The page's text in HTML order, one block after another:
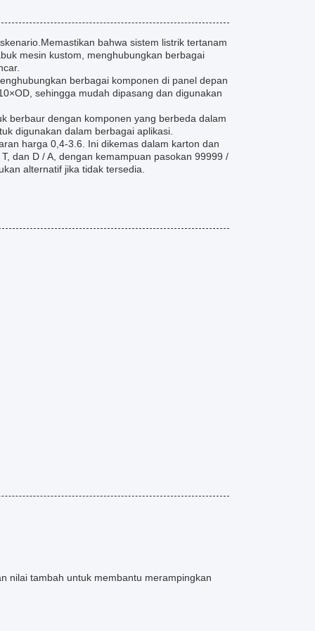
bahwa sistem listrik tertanam
mesin kustom, menghubungkan berbagai
berbagai komponen di panel depan
sehingga mudah dipasang dan digunakan
berbaur dengan komponen yang berbeda dalam
digunakan dalam berbagai aplikasi.
harga 0,4-3.6. Ini dikemas dalam karton dan
dan D / A, dengan kemampuan pasokan 99999 /
alternatif jika tidak tersedia.
nilai tambah untuk membantu merampingkan